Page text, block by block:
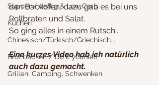
Suppen/ deftig & Low Carb
Kuchen
Chinesisch/Türkisch/Griechisch...
Brot backen / Do it yourself
Grillen, Camping, Schwenken
den Backofen, dazu gab es bei uns
Rollbraten und Salat.
So ging alles in einem Rutsch...
Eine kurzes Video hab ich natürlich
auch dazu gemacht.